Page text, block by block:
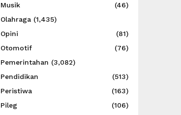
Musik
(46)
Olahraga (1,435)
Opini
(81)
Otomotif
(76)
Pemerintahan (3,082)
Pendidikan
(513)
Peristiwa
(163)
Pileg
(106)